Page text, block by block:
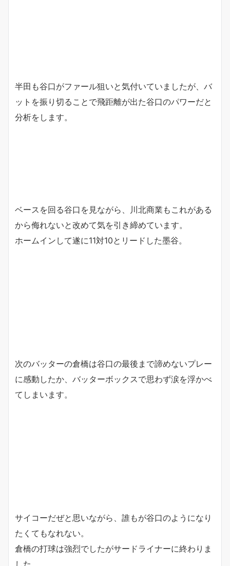
半田も谷口がファール狙いと気付いていましたが、バ
ットを振り切ることで飛距離が出た谷口のパワーだと
分析をします。
ベースを回る谷口を見ながら、川北商業もこれがある
から侮れないと改めて気を引き締めています。
ホームインして遂に11対10とリードした墨谷。
次のバッターの倉橋は谷口の最後まで諦めないプレー
に感動したか、バッターボックスで思わず涙を浮かべ
てしまいます。
サイコーだぜと思いながら、誰もが谷口のようになり
たくてもなれない。
倉橋の打球は強烈でしたがサードライナーに終わりま